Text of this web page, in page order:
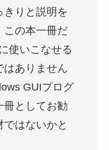
きりと説明を
この本一冊だ
使いこなせる
はありません
GUIプログ
冊としてお勧
はないかと